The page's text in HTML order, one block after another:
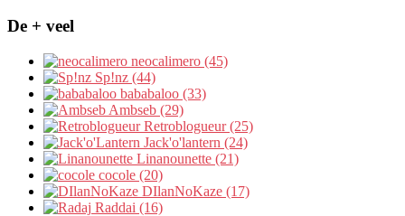
De + veel
neocalimero (45)
Sp!nz (44)
bababaloo (33)
Ambseb (29)
Retroblogueur (25)
Jack'o'lantern (24)
Linanounette (21)
cocole (20)
DIlanNoKaze (17)
Raddai (16)